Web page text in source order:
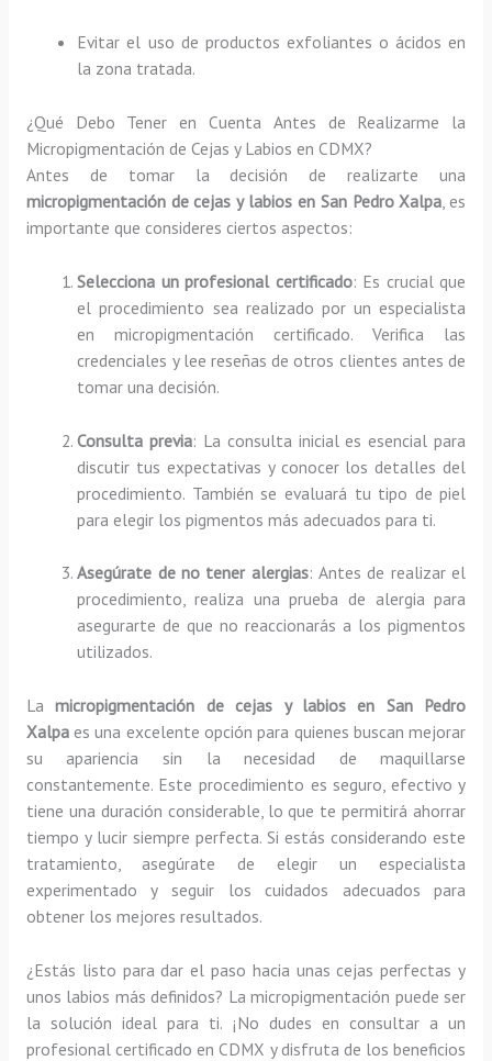
Evitar el uso de productos exfoliantes o ácidos en
la zona tratada.
¿Qué Debo Tener en Cuenta Antes de Realizarme la
Micropigmentación de Cejas y Labios en CDMX?
Antes de tomar la decisión de realizarte una
micropigmentación de cejas y labios en San Pedro Xalpa , es
importante que consideres ciertos aspectos:
Selecciona un profesional certificado: Es crucial que
el procedimiento sea realizado por un especialista
en micropigmentación certificado. Verifica las
credenciales y lee reseñas de otros clientes antes de
tomar una decisión.
Consulta previa: La consulta inicial es esencial para
discutir tus expectativas y conocer los detalles del
procedimiento. También se evaluará tu tipo de piel
para elegir los pigmentos más adecuados para ti.
Asegúrate de no tener alergias: Antes de realizar el
procedimiento, realiza una prueba de alergia para
asegurarte de que no reaccionarás a los pigmentos
utilizados.
Lamicropigmentación de cejas y labios en San Pedro
Xalpaes una excelente opción para quienes buscan mejorar
su apariencia sin la necesidad de maquillarse
constantemente. Este procedimiento es seguro, efectivo y
tiene una duración considerable, lo que te permitirá ahorrar
tiempo y lucir siempre perfecta. Si estás considerando este
tratamiento, asegúrate de elegir un especialista
experimentado y seguir los cuidados adecuados para
obtener los mejores resultados.
¿Estás listo para dar el paso hacia unas cejas perfectas y
unos labios más definidos? La micropigmentación puede ser
la solución ideal para ti. ¡No dudes en consultar a un
profesional certificado en CDMX y disfruta de los beneficios